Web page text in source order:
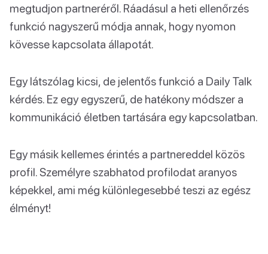
megtudjon partneréről. Ráadásul a heti ellenőrzés
funkció nagyszerű módja annak, hogy nyomon
kövesse kapcsolata állapotát.
Egy látszólag kicsi, de jelentős funkció a Daily Talk
kérdés. Ez egy egyszerű, de hatékony módszer a
kommunikáció életben tartására egy kapcsolatban.
Egy másik kellemes érintés a partnereddel közös
profil. Személyre szabhatod profilodat aranyos
képekkel, ami még különlegesebbé teszi az egész
élményt!